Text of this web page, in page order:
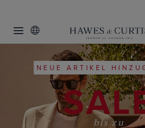
NEUE ARTIKEL
bis zu